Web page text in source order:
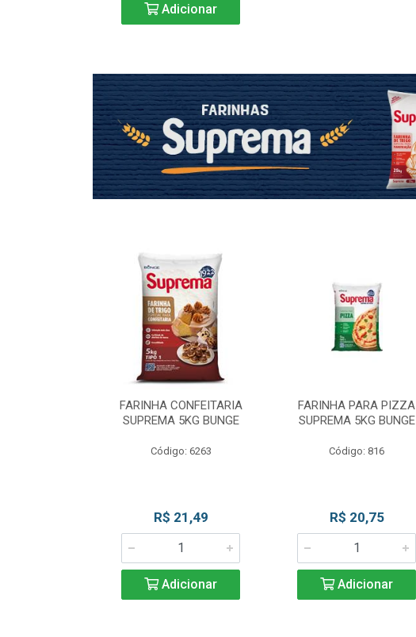
Adicionar
FARINHA CONFEITARIA
SUPREMA 5KG BUNGE
Código: 6263
R$ 21,49
Adicionar
FARINHA PARA PIZZA
SUPREMA 5KG BUNGE
Código: 816
R$ 20,75
Adicionar